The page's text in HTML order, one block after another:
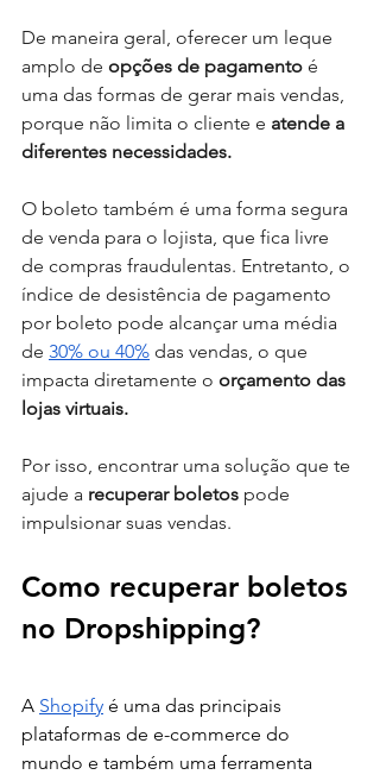
De maneira geral, oferecer um leque
amplo de opções de pagamento é
uma das formas de gerar mais vendas,
porque não limita o cliente e atende a
diferentes necessidades.
O boleto também é uma forma segura
de venda para o lojista, que fica livre
de compras fraudulentas. Entretanto, o
índice de desistência de pagamento
por boleto pode alcançar uma média
de 30% ou 40% das vendas, o que
impacta diretamente o orçamento das
lojas virtuais.
Por isso, encontrar uma solução que te
ajude a recuperar boletos pode
impulsionar suas vendas.
Como recuperar boletos
no Dropshipping?
A Shopify é uma das principais
plataformas de e-commerce do
mundo e também uma ferramenta